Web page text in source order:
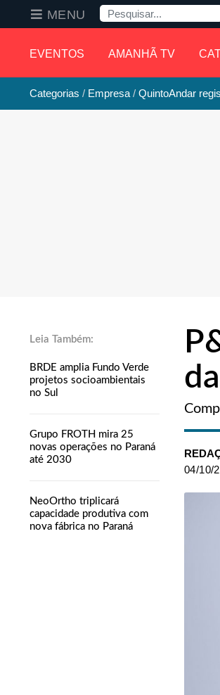
EVENTOS AMANHÃ TV
MENU Pesquisa
Categorias Empresa QuintoAndar
BRDE amplia Fundo Verde
projetos socioambientais
no Sul
Grupo FROTH mira 25
novas operações no Paraná
até 2030
NeoOrtho triplicará
capacidade produtiva com
nova fábrica no Paraná
04/10/